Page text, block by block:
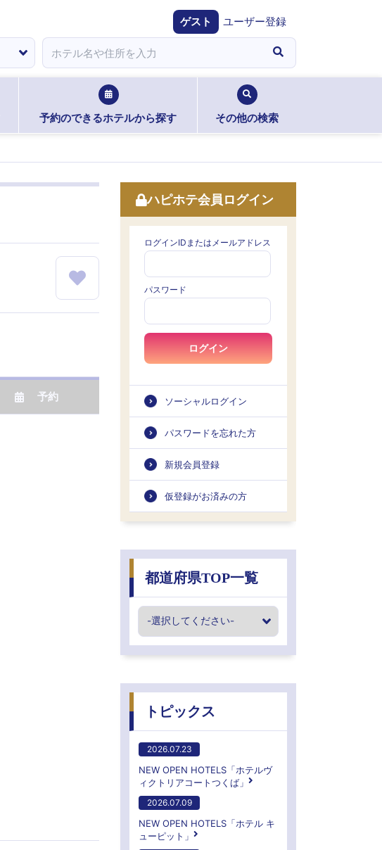
ゲスト ユーザー登録
予約のできるホテルから探す その他の検索
予約
ハピホテ会員ログイン
ログインIDまたはメールアドレス
パスワード
ログイン
ソーシャルログイン
パスワードを忘れた方
新規会員登録
仮登録がお済みの方
都道府県TOP一覧
トピックス
2026.07.23
NEW OPEN HOTELS「ホテルヴ
ィクトリアコートつくば」
2026.07.09
NEW OPEN HOTELS「ホテル キ
ューピット」